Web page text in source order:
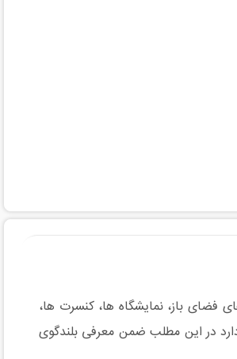
فضای باز، نمایشگاه ها، کنسرت ها،
در این مطلب ضمن معرفی بلندگوی